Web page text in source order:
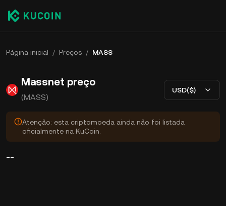
Página inicial / Preços / MASS
Massnet preço
(MASS)
USD($)
Atenção: esta criptomoeda ainda não foi listada
oficialmente na KuCoin.
--